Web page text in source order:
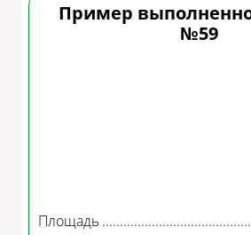
Пример
№59
Площадь